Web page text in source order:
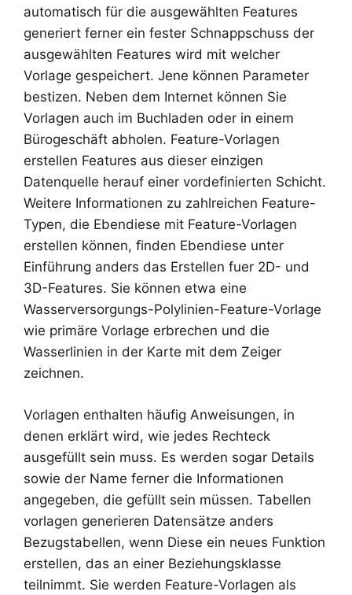
automatisch für die ausgewählten Features
generiert ferner ein fester Schnappschuss der
ausgewählten Features wird mit welcher
Vorlage gespeichert. Jene können Parameter
bestizen. Neben dem Internet können Sie
Vorlagen auch im Buchladen oder in einem
Bürogeschäft abholen. Feature-Vorlagen
erstellen Features aus dieser einzigen
Datenquelle herauf einer vordefinierten Schicht.
Weitere Informationen zu zahlreichen Feature-
Typen, die Ebendiese mit Feature-Vorlagen
erstellen können, finden Ebendiese unter
Einführung anders das Erstellen fuer 2D- und
3D-Features. Sie können etwa eine
Wasserversorgungs-Polylinien-Feature-Vorlage
wie primäre Vorlage erbrechen und die
Wasserlinien in der Karte mit dem Zeiger
zeichnen.
Vorlagen enthalten häufig Anweisungen, in
denen erklärt wird, wie jedes Rechteck
ausgefüllt sein muss. Es werden sogar Details
sowie der Name ferner die Informationen
angegeben, die gefüllt sein müssen. Tabellen
vorlagen generieren Datensätze anders
Bezugstabellen, wenn Diese ein neues Funktion
erstellen, das an einer Beziehungsklasse
teilnimmt. Sie werden Feature-Vorlagen als